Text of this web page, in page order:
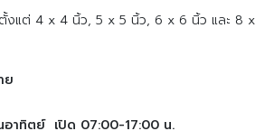
ตั้งแต่ 4 x 4 นิ้ว, 5 x 5 นิ้ว, 6 x 6 นิ้ว และ 8 x
ย
อาทิตย์ เปิด 07:00-17:00 น.